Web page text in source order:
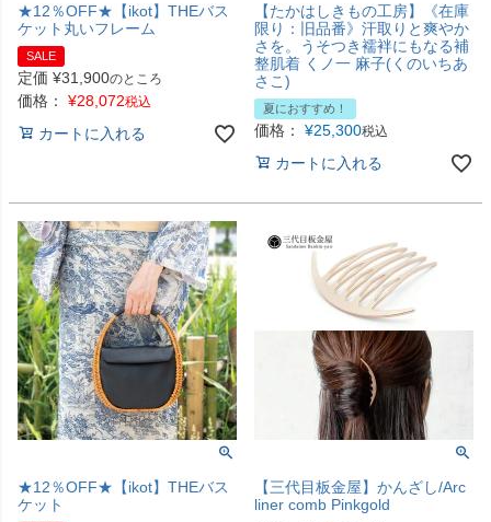
★12％OFF★【ikot】THEバス
ケット丸いフレーム
SALE
定価 ¥31,900のところ
価格： ¥28,072税込
カートに入れる
【たかはしきもの工房】《在庫
限り：旧品番》汗取りと爽やか
さを。うそつき襦袢にもなる補
整肌着 くノ一 麻子(くのいちあ
さこ)
夏におすすめ！
価格： ¥25,300税込
カートに入れる
★12％OFF★【ikot】THEバス
ケット
【三代目板金屋】かんざし/Arc
liner comb Pinkgold